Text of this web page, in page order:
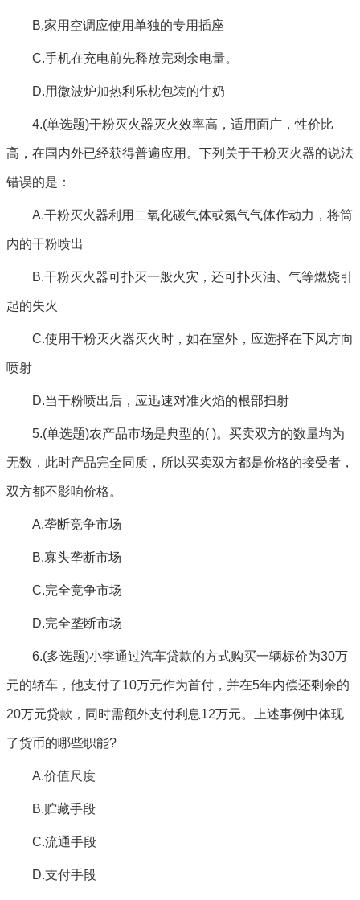
B.家用空调应使用单独的专用插座
C.手机在充电前先释放完剩余电量。
D.用微波炉加热利乐枕包装的牛奶
4.(单选题)干粉灭火器灭火效率高，适用面广，性价比
高，在国内外已经获得普遍应用。下列关于干粉灭火器的说法
错误的是：
A.干粉灭火器利用二氧化碳气体或氮气气体作动力，将筒
内的干粉喷出
B.干粉灭火器可扑灭一般火灾，还可扑灭油、气等燃烧引
起的失火
C.使用干粉灭火器灭火时，如在室外，应选择在下风方向
喷射
D.当干粉喷出后，应迅速对准火焰的根部扫射
5.(单选题)农产品市场是典型的( )。买卖双方的数量均为
无数，此时产品完全同质，所以买卖双方都是价格的接受者，
双方都不影响价格。
A.垄断竞争市场
B.寡头垄断市场
C.完全竞争市场
D.完全垄断市场
6.(多选题)小李通过汽车贷款的方式购买一辆标价为30万
元的轿车，他支付了10万元作为首付，并在5年内偿还剩余的
20万元贷款，同时需额外支付利息12万元。上述事例中体现
了货币的哪些职能?
A.价值尺度
B.贮藏手段
C.流通手段
D.支付手段